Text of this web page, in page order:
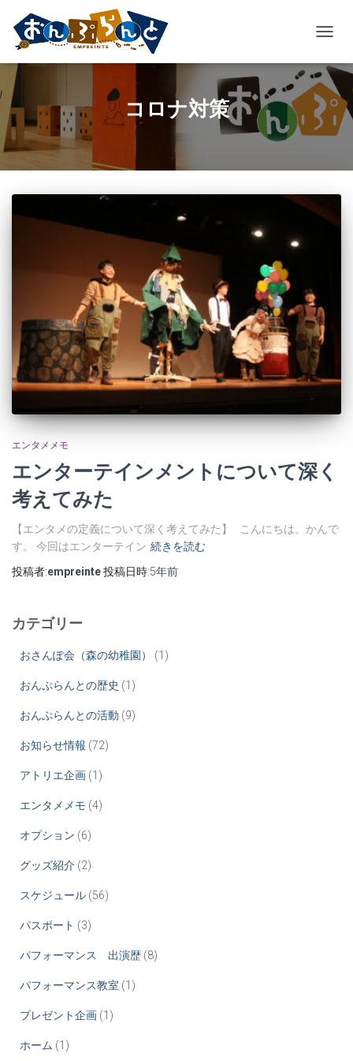
ゲ
ー
シ
ン
替
コロナ対策
エンタメメモ
エンターテインメントについて深く
考えてみた
【エンタメの定義について深く考えてみた】 こんにちは。かんで
す。 今回はエンターテイン 続きを読む
投稿者:empreinte投稿日時:5年前
カテゴリー
おさんぽ会（森の幼稚園） (1)
おんぷらんとの歴史 (1)
おんぷらんとの活動 (9)
お知らせ情報 (72)
アトリエ企画 (1)
エンタメメモ (4)
オプション (6)
グッズ紹介 (2)
スケジュール (56)
パスポート (3)
パフォーマンス 出演歴 (8)
パフォーマンス教室 (1)
プレゼント企画 (1)
ホーム (1)